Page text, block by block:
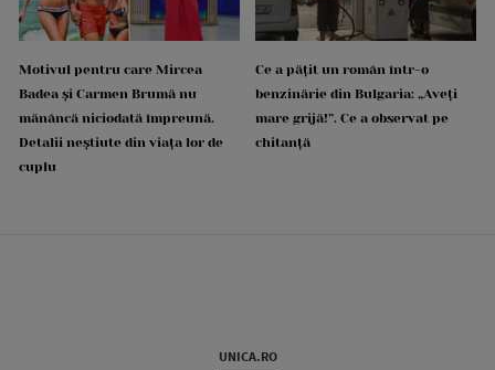
Motivul pentru care Mircea
Badea și Carmen Brumă nu
mănâncă niciodată împreună.
Detalii neștiute din viața lor de
cuplu
Ce a pățit un român într-o
benzinărie din Bulgaria: „Aveți
mare grijă!”. Ce a observat pe
chitanță
UNICA.RO